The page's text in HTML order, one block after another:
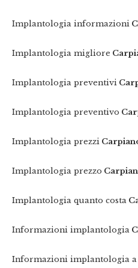
Implantologia informazioni
Implantologia migliore
Implantologia preventivi
Implantologia preventivo
Implantologia prezzi
Implantologia prezzo
Implantologia quanto costa
Informazioni implantologia
Informazioni implantologia